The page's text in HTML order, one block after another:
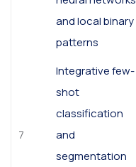
and local binary
patterns
7
Integrative few-
shot
classification
and
segmentation